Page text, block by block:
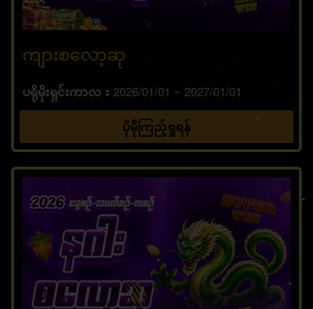
ကျားစလော့ဆု
ပရိုမိုးရှင်းကာလ 2026/01/01 ~ 2027/01/01
ပိုမိုကြည့်ရှုရန်